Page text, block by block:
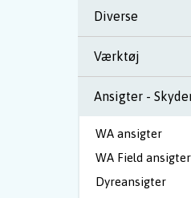
Diverse
Værktøj
Ansigter -
WA ansigter
WA Field ansigter
Dyreansigter